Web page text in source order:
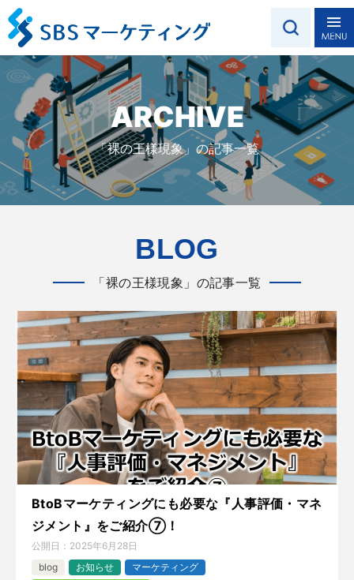
ARCHIVE
「裸の王様現象」の記事一覧
BLOG
「裸の王様現象」の記事一覧
BtoBマーケティングにも必要な『人事評価・マネ
ジメント』をご紹介⑦！
公開日： 2025年6月28日
blog
お知らせ
マーケティング